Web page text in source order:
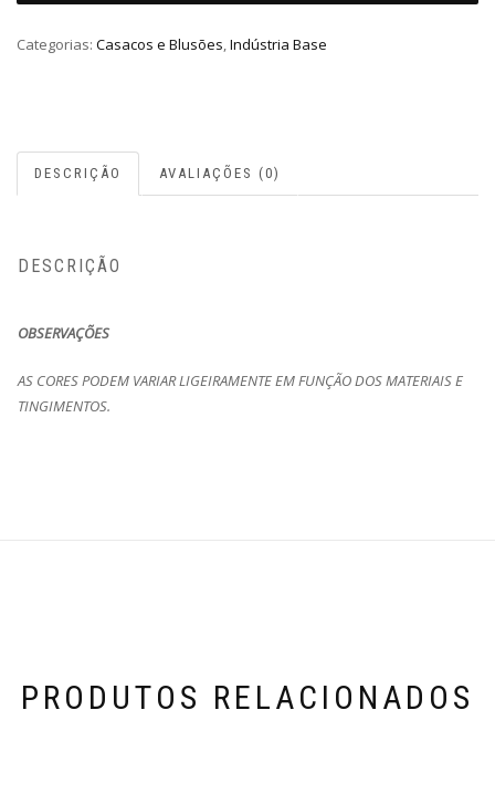
Categorias: Casacos e Blusões,Indústria Base
DESCRIÇÃO AVALIAÇÕES (0)
DESCRIÇÃO
OBSERVAÇÕES
AS CORES PODEM VARIAR LIGEIRAMENTE EM FUNÇÃO DOS MATERIAIS E
TINGIMENTOS.
PRODUTOS RELACIONADOS